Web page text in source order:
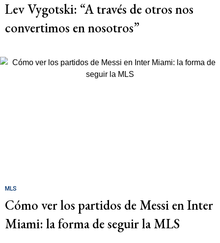
Lev Vygotski: “A través de otros nos
convertimos en nosotros”
MLS
Cómo ver los partidos de Messi en Inter
Miami: la forma de seguir la MLS